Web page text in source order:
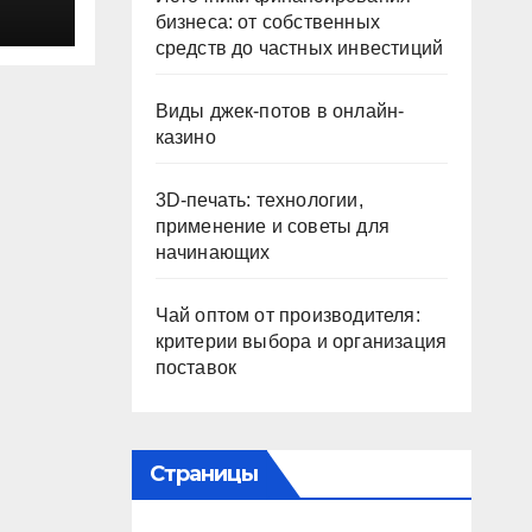
бизнеса: от собственных
средств до частных инвестиций
Виды джек-потов в онлайн-
казино
3D-печать: технологии,
применение и советы для
начинающих
Чай оптом от производителя:
критерии выбора и организация
поставок
Страницы